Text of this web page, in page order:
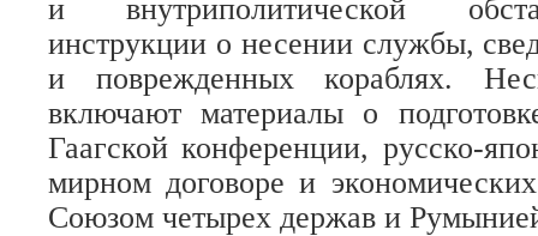
и внутриполитической
инструкции о несении службы,
и поврежденных кораблях.
включают материалы о
Гаагской конференции, русско-
мирном договоре и
Союзом четырех держав и